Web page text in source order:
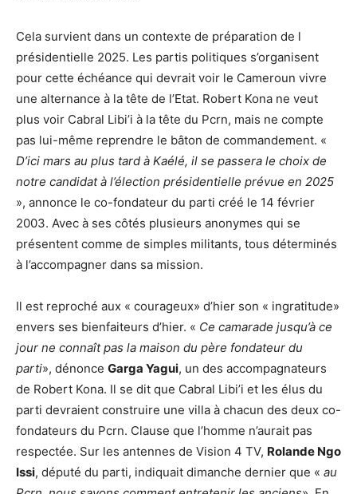
Cela survient dans un contexte de préparation de l
présidentielle 2025. Les partis politiques s’organisent
pour cette échéance qui devrait voir le Cameroun vivre
une alternance à la tête de l’Etat. Robert Kona ne veut
plus voir Cabral Libi’i à la tête du Pcrn, mais ne compte
pas lui-même reprendre le bâton de commandement. «
D’ici mars au plus tard à Kaélé, il se passera le choix de
notre candidat à l’élection présidentielle prévue en 2025
», annonce le co-fondateur du parti créé le 14 février
2003. Avec à ses côtés plusieurs anonymes qui se
présentent comme de simples militants, tous déterminés
à l’accompagner dans sa mission.
Il est reproché aux « courageux» d’hier son « ingratitude»
envers ses bienfaiteurs d’hier. « Ce camarade jusqu’à ce
jour ne connaît pas la maison du père fondateur du
parti», dénonce Garga Yagui, un des accompagnateurs
de Robert Kona. Il se dit que Cabral Libi’i et les élus du
parti devraient construire une villa à chacun des deux co-
fondateurs du Pcrn. Clause que l’homme n’aurait pas
respectée. Sur les antennes de Vision 4 TV, Rolande Ngo
Issi, député du parti, indiquait dimanche dernier que « au